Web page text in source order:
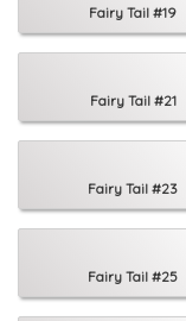
Fairy Tail #19
Fairy Tail #21
Fairy Tail #23
Fairy Tail #25